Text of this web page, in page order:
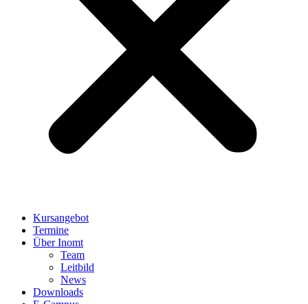
Kursangebot
Termine
Über Inomt
Team
Leitbild
News
Downloads